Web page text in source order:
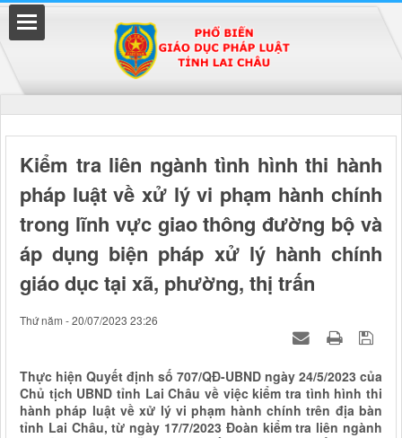
Kiểm tra liên ngành tình hình thi hành
pháp luật về xử lý vi phạm hành chính
trong lĩnh vực giao thông đường bộ và
áp dụng biện pháp xử lý hành chính
giáo dục tại xã, phường, thị trấn
Thứ năm - 20/07/2023 23:26
Thực hiện Quyết định số 707/QĐ-UBND ngày 24/5/2023 của
Chủ tịch UBND tỉnh Lai Châu về việc kiểm tra tình hình thi
hành pháp luật về xử lý vi phạm hành chính trên địa bàn
tỉnh Lai Châu, từ ngày 17/7/2023 Đoàn kiểm tra liên ngành
Đã kết nối EMC